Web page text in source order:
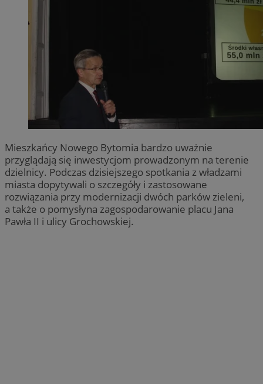
Mieszkańcy Nowego Bytomia bardzo uważnie
przyglądają się inwestycjom prowadzonym na terenie
dzielnicy. Podczas dzisiejszego spotkania z władzami
miasta dopytywali o szczegóły i zastosowane
rozwiązania przy modernizacji dwóch parków zieleni,
a także o pomysłyna zagospodarowanie placu Jana
Pawła II i ulicy Grochowskiej.